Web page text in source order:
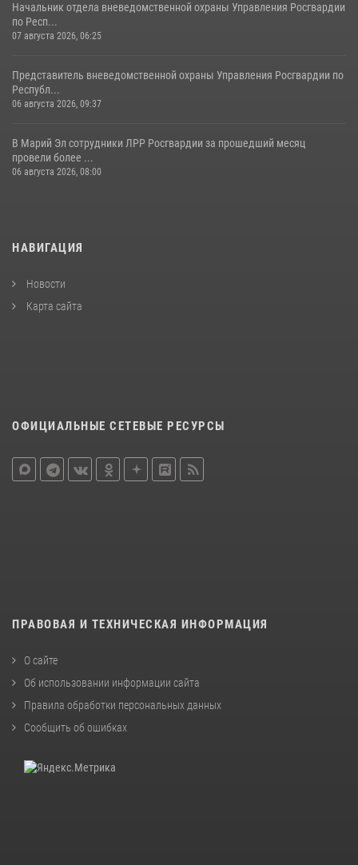
Начальник отдела вневедомственной охраны Управления Росгвардии
по Респ...
07 августа 2026, 06:25
Представитель вневедомственной охраны Управления Росгвардии по
Республ...
06 августа 2026, 09:37
В Марий Эл сотрудники ЛРР Росгвардии за прошедший месяц
провели более ...
06 августа 2026, 08:00
НАВИГАЦИЯ
Новости
Карта сайта
ОФИЦИАЛЬНЫЕ СЕТЕВЫЕ РЕСУРСЫ
ПРАВОВАЯ И ТЕХНИЧЕСКАЯ ИНФОРМАЦИЯ
О сайте
Об использовании информации сайта
Правила обработки персональных данных
Сообщить об ошибках